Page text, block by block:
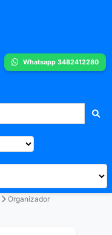
Whatsapp 3482412280
Organizador